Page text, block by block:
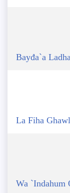
Bayđa`a
La Fiha
Wa `Indahum